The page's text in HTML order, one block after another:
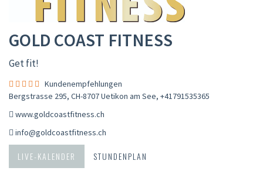
GOLD COAST FITNESS
Get fit!
Kundenempfehlungen
Bergstrasse 295, CH-8707 Uetikon am See, +41791535365
www.goldcoastfitness.ch
info@goldcoastfitness.ch
LIVE-KALENDER
STUNDENPLAN